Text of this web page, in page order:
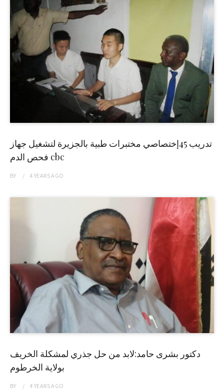
تدريب 45إختصاصي مختبرات طبية بالجزيرة لتشغيل جهاز
فحص الدم cbc
BY 4 YEARSAGO
دكتور بشرى حامد:لابد من حل جذري لمشكلة الخريف
بولاية الخرطوم
BY 4 YEARSAGO